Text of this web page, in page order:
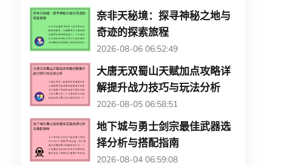
奈非天秘境：探寻神秘之地与
奇迹的探索旅程
2026-08-06 06:52:49
大唐无双蜀山天赋加点攻略详
解提升战力技巧与玩法分析
2026-08-05 06:58:51
地下城与勇士剑宗最佳武器选
择分析与搭配指南
2026-08-04 06:59:08